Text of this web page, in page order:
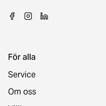
För alla
Service
Om oss